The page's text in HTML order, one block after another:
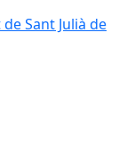
Sant Julià de